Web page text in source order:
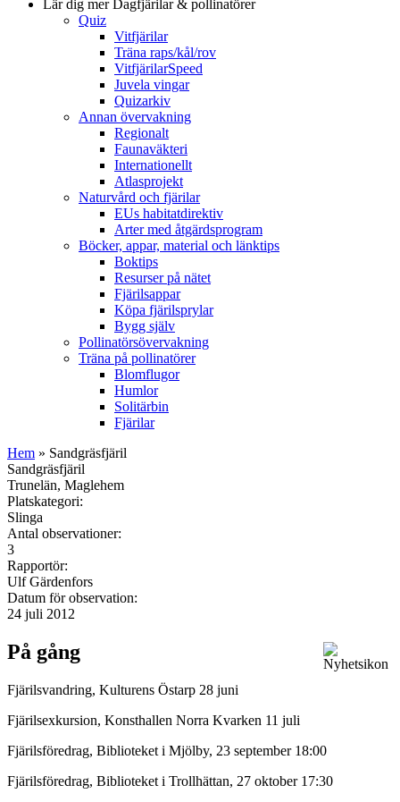
Lär dig merDagfjärilar & pollinatörer
Quiz
Vitfjärilar
Träna raps/kål/rov
VitfjärilarSpeed
Juvela vingar
Quizarkiv
Annan övervakning
Regionalt
Faunaväkteri
Internationellt
Atlasprojekt
Naturvård och fjärilar
EUs habitatdirektiv
Arter med åtgärdsprogram
Böcker, appar, material och länktips
Boktips
Resurser på nätet
Fjärilsappar
Köpa fjärilsprylar
Bygg själv
Pollinatörsövervakning
Träna på pollinatörer
Blomflugor
Humlor
Solitärbin
Fjärilar
Hem » Sandgräsfjäril
Sandgräsfjäril
Trunelän, Maglehem
Platskategori:
Slinga
Antal observationer:
3
Rapportör:
Ulf Gärdenfors
Datum för observation:
24 juli 2012
På gång
Fjärilsvandring, Kulturens Östarp 28 juni
Fjärilsexkursion, Konsthallen Norra Kvarken 11 juli
Fjärilsföredrag, Biblioteket i Mjölby, 23 september 18:00
Fjärilsföredrag, Biblioteket i Trollhättan, 27 oktober 17:30